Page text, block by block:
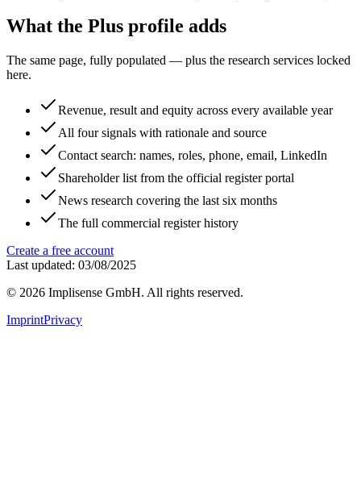
What the Plus profile adds
The same page, fully populated — plus the research services locked
here.
Revenue, result and equity across every available year
All four signals with rationale and source
Contact search: names, roles, phone, email, LinkedIn
Shareholder list from the official register portal
News research covering the last six months
The full commercial register history
Create a free account
Last updated: 03/08/2025
© 2026 Implisense GmbH. All rights reserved.
ImprintPrivacy